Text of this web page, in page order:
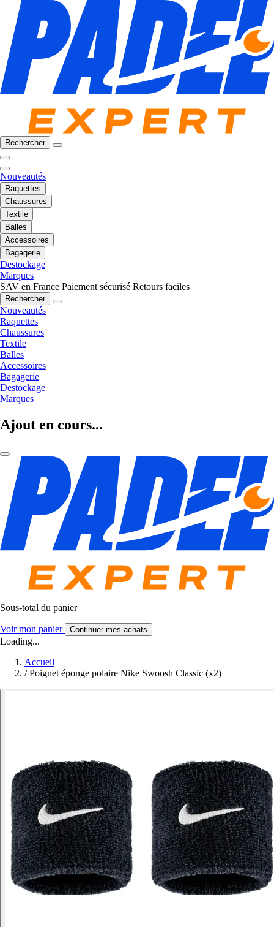
Rechercher
Nouveautés
Raquettes
Chaussures
Textile
Balles
Accessoires
Bagagerie
Destockage
Marques
SAV en France Paiement sécurisé Retours faciles
Rechercher
Nouveautés
Raquettes
Chaussures
Textile
Balles
Accessoires
Bagagerie
Destockage
Marques
Ajout en cours...
Sous-total du panier
Voir mon panier Continuer mes achats
Loading...
Accueil
/ Poignet éponge polaire Nike Swoosh Classic (x2)